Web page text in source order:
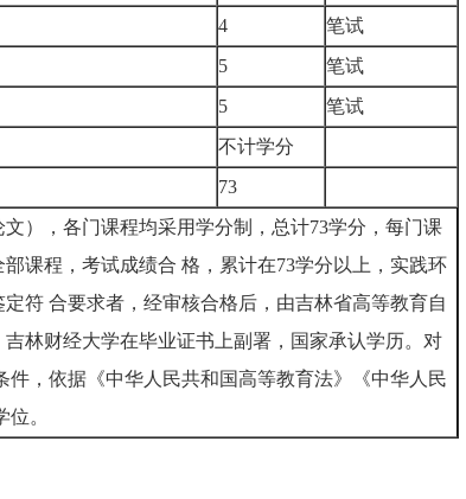
4
笔试
5
笔试
5
笔试
不计学分
73
），各门课程均采用学分制，总计73学分，每门课
课程，考试成绩合 格，累计在73学分以上，实践环
符 合要求者，经审核合格后，由吉林省高等教育自
林财经大学在毕业证书上副署，国家承认学历。对
，依据《中华人民共和国高等教育法》《中华人民
。